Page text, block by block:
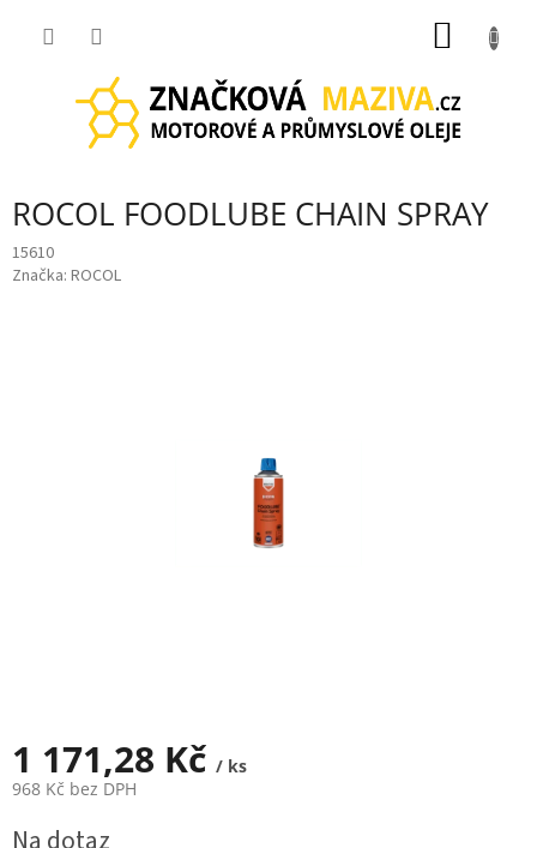
ROCOL FOODLUBE CHAIN SPRAY
15610
Značka: ROCOL
1 171,28 Kč / ks
968 Kč bez DPH